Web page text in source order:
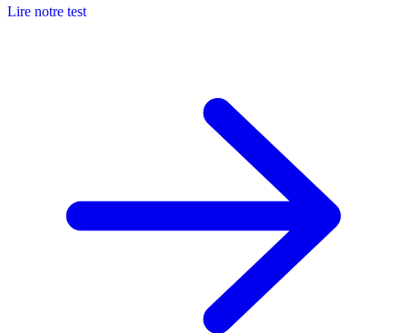
Lire notre test